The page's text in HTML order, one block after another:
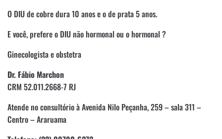
O DIU de cobre dura 10 anos e o de prata 5 anos.
E você, prefere o DIU não hormonal ou o hormonal ?
Ginecologista e obstetra
Dr. Fábio Marchon
CRM 52.011.2668-7 RJ
Atende no consultório à Avenida Nilo Peçanha, 259 – sala 311 –
Centro – Araruama